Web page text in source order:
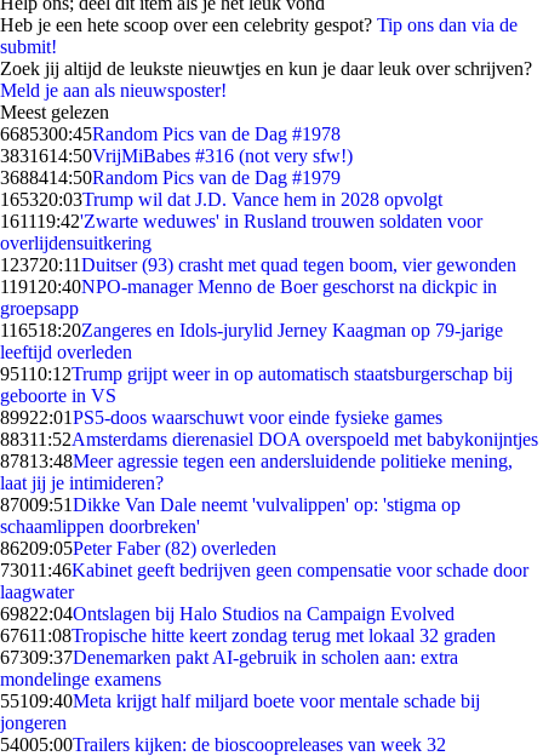
Heb je een hete scoop over een celebrity gespot? Tip ons dan via de
submit!
Zoek jij altijd de leukste nieuwtjes en kun je daar leuk over schrijven?
Meld je aan als nieuwsposter!
Meest gelezen
6685300:45Random Pics van de Dag #1978
3831614:50VrijMiBabes #316 (not very sfw!)
3688414:50Random Pics van de Dag #1979
165320:03Trump wil dat J.D. Vance hem in 2028 opvolgt
161119:42'Zwarte weduwes' in Rusland trouwen soldaten voor
overlijdensuitkering
123720:11Duitser (93) crasht met quad tegen boom, vier gewonden
1191 20:40NPO-manager Menno de Boer geschorst na dickpic in
groepsapp
116518:20Zangeres en Idols-jurylid Jerney Kaagman op 79-jarige
leeftijd overleden
95110:12Trump grijpt weer in op automatisch staatsburgerschap bij
geboorte in VS
89922:01PS5-doos waarschuwt voor einde fysieke games
88311:52Amsterdams dierenasiel DOA overspoeld met babykonijntjes
87813:48Meer agressie tegen een andersluidende politieke mening,
laat jij je intimideren?
87009:51Dikke Van Dale neemt 'vulvalippen' op: 'stigma op
schaamlippen doorbreken'
86209:05Peter Faber (82) overleden
73011:46Kabinet geeft bedrijven geen compensatie voor schade door
laagwater
69822:04Ontslagen bij Halo Studios na Campaign Evolved
67611:08Tropische hitte keert zondag terug met lokaal 32 graden
67309:37Denemarken pakt AI-gebruik in scholen aan: extra
mondelinge examens
55109:40Meta krijgt half miljard boete voor mentale schade bij
jongeren
54005:00Trailers kijken: de bioscoopreleases van week 32